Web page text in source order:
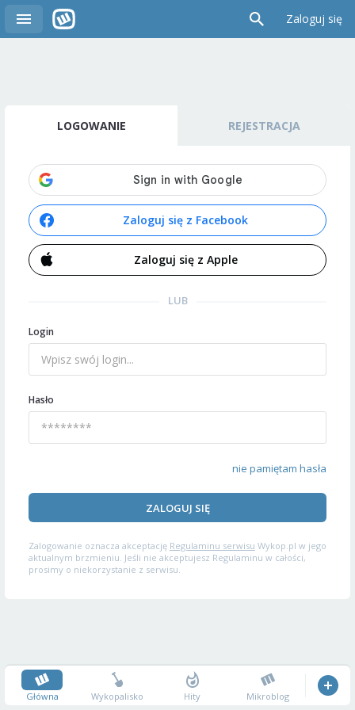
Zaloguj się
LOGOWANIE REJESTRACJA
Zaloguj się z Facebook
Zaloguj się z Apple
LUB
Login
Hasło
nie pamiętam hasła
ZALOGUJ SIĘ
Zalogowanie oznacza akceptację Regulaminu serwisu Wykop.pl w jego
aktualnym brzmieniu. Jeśli nie akceptujesz Regulaminu w całości,
prosimy o niekorzystanie z serwisu.
Główna Wykopalisko Hity Mikroblog